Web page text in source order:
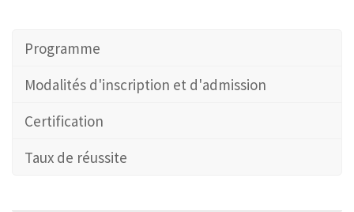
Programme
Modalités d'inscription et d'admission
Certification
Taux de réussite